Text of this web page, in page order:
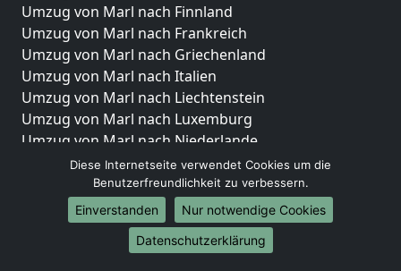
Umzug von Marl nach Finnland
Umzug von Marl nach Frankreich
Umzug von Marl nach Griechenland
Umzug von Marl nach Italien
Umzug von Marl nach Liechtenstein
Umzug von Marl nach Luxemburg
Umzug von Marl nach Niederlande
Umzug von Marl nach Norwegen
Umzüge-Deutschlandweit
Umzug von Marl nach Berlin
Umzug von Marl nach Hamburg
Diese Internetseite verwendet Cookies um die
Benutzerfreundlichkeit zu verbessern.
Einverstanden
Nur notwendige Cookies
Datenschutzerklärung